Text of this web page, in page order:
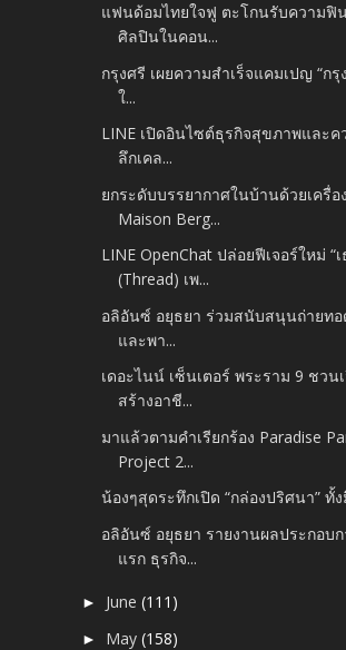
แฟนด้อมไทยใจฟู ตะโกนรับความฟิ
ศิลปินในคอน...
กรุงศรี เผยความสำเร็จแคมเปญ “ก
ใ...
LINE เปิดอินไซต์ธุรกิจสุขภาพและค
ลึกเคล...
ยกระดับบรรยากาศในบ้านด้วยเครื่อ
Maison Berg...
LINE OpenChat ปล่อยฟีเจอร์ใหม่ “เ
(Thread) เพ...
อลิอันซ์ อยุธยา ร่วมสนับสนุนถ่ายท
และพา...
เดอะไนน์ เซ็นเตอร์ พระราม 9 ชวน
สร้างอาชี...
มาแล้วตามคำเรียกร้อง Paradise
Project 2...
น้องๆสุดระทึกเปิด “กล่องปริศนา” ทั้ง
อลิอันซ์ อยุธยา รายงานผลประกอบ
แรก ธุรกิจ...
► June(111)
► May(158)